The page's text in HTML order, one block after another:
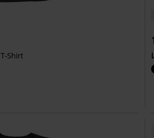
T-Shirt